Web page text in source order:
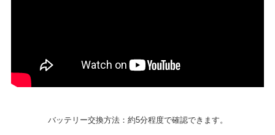
バッテリー交換方法：約5分程度で確認できます。